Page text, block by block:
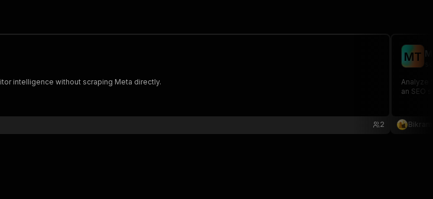
intelligence without scraping Meta directly.
2
MT
Analyze
an SEO